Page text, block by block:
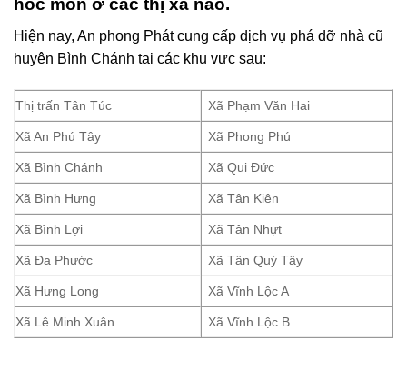
hóc môn ở các thị xã nào.
Hiện nay, An phong Phát cung cấp dịch vụ phá dỡ nhà cũ
huyện Bình Chánh tại các khu vực sau:
Thị trấn Tân Túc Xã Phạm Văn Hai
Xã An Phú Tây Xã Phong Phú
Xã Bình Chánh Xã Qui Đức
Xã Bình Hưng Xã Tân Kiên
Xã Bình Lợi Xã Tân Nhựt
Xã Đa Phước Xã Tân Quý Tây
Xã Hưng Long Xã Vĩnh Lộc A
Xã Lê Minh Xuân Xã Vĩnh Lộc B